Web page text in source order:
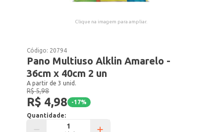
Clique na imagem para ampliar.
Código: 20794
Pano Multiuso Alklin Amarelo -
36cm x 40cm 2 un
A partir de 3 unid.
R$ 5,98
R$ 4,98 -17%
Quantidade: